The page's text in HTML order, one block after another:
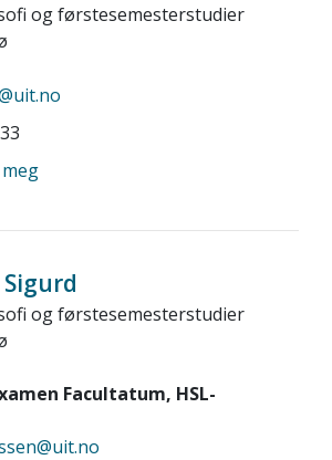
og førstesemesterstudier
og førstesemesterstudier
Facultatum, HSL-